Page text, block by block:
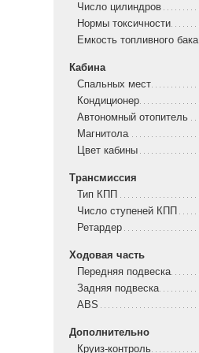
Число цилиндров
Нормы токсичности
Емкость топливного бака
Кабина
Спальных мест
Кондиционер
Автономный отопитель
Магнитола
Цвет кабины
Трансмиссия
Тип КПП
Число ступеней КПП
Ретардер
Ходовая часть
Передняя подвеска
Задняя подвеска
ABS
Дополнительно
Круиз-контроль